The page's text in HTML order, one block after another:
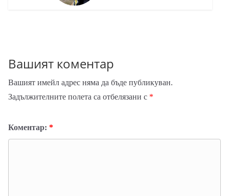
Вашият коментар
Вашият имейл адрес няма да бъде публикуван.
Задължителните полета са отбелязани с *
Коментар: *